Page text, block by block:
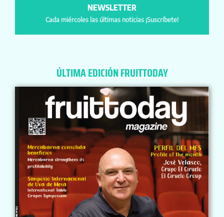
NEWSLETTER
Cada miércoles las últimas noticias ¡Suscríbete!
ÚLTIMA EDICIÓN FRUITTODAY